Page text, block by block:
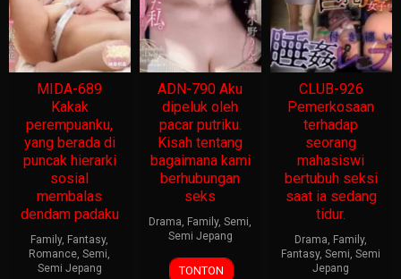
MIDA-689
Kakak
perempuanku,
yang berada di
puncak hierarki
sosial
membalas
dendam padaku
Family, Fantasy,
Romance,Semi,
Semi Jepang
ADN-790 Aku
dipeluk oleh
pacar putriku.
Kisah tentang
bagaimana kami
berhubungan
seks
Drama, Family,Semi,
Semi Jepang
TONTON
CLUB-926
Pemerkosaan
terhadap
seorang
mahasiswi
bertubuh seksi
saat ia sedang
tidur.
Drama, Family,
Fantasy,Semi,Semi
Jepang